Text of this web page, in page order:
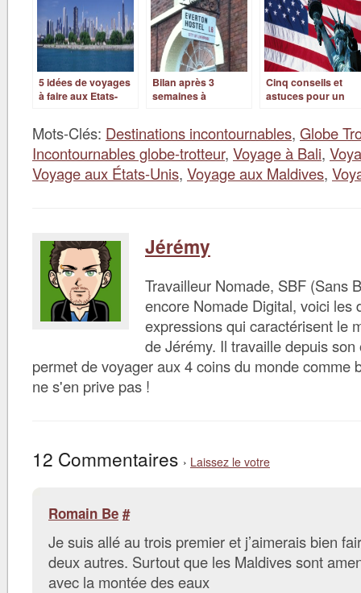
5 idées de voyages
à faire aux Etats-
Bilan après 3
semaines à
Cinq conseils et
astuces pour un
Mots-Clés: Destinations incontournables, Globe
Incontournables globe-trotteur, Voyage à Bali,
Voyage aux États-Unis, Voyage aux Maldives,
Jérémy
Travailleur Nomade, SBF (Sans
encore Nomade Digital, voici les
expressions qui caractérisent le
de Jérémy. Il travaille depuis
permet de voyager aux 4 coins du monde comme
ne s'en prive pas !
12 Commentaires › Laissez le votre
Romain Be #
Je suis allé au trois premier et j’aimerais bien
deux autres. Surtout que les Maldives sont
avec la montée des eaux